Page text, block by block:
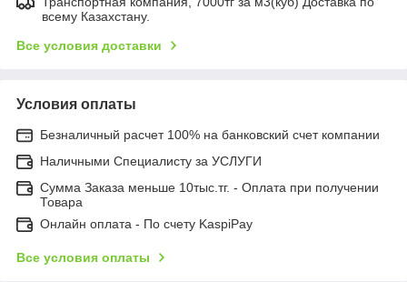
всему Казахстану.
Все условия доставки
Условия оплаты
Безналичный расчет 100% на банковский счет компании
Наличными Специалисту за УСЛУГИ
Сумма Заказа меньше 10тыс.тг. - Оплата при получении
Товара
Онлайн оплата - По счету KaspiPay
Все условия оплаты